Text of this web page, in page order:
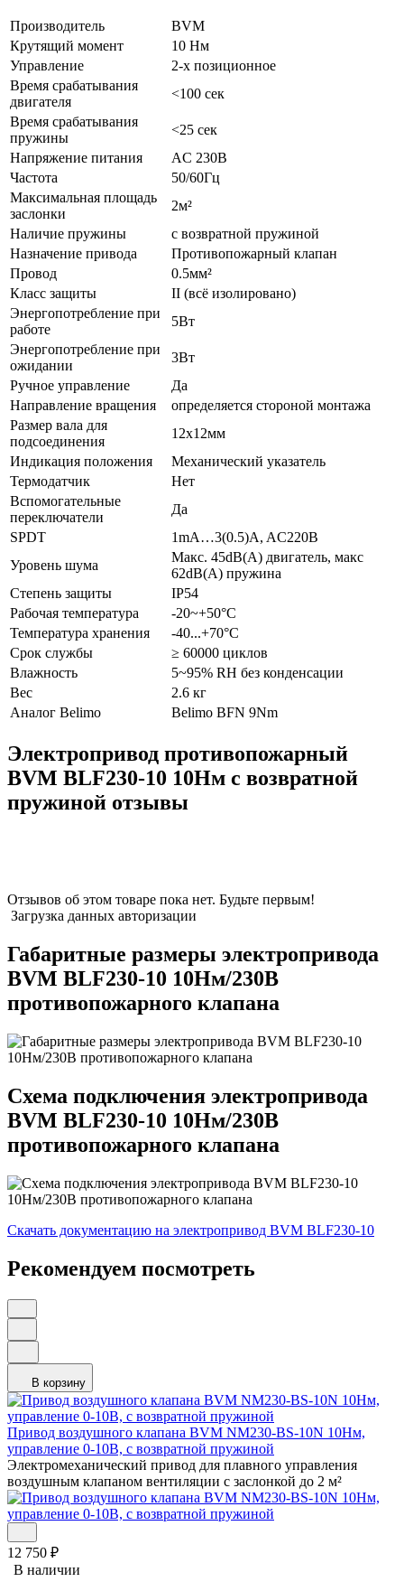
Производитель
BVM
Крутящий момент
10 Нм
Управление
2-х позиционное
Время срабатывания
двигателя
<100 сек
Время срабатывания
пружины
<25 сек
Напряжение питания
AC 230В
Частота
50/60Гц
Максимальная площадь
заслонки
2м²
Наличие пружины
с возвратной пружиной
Назначение привода
Противопожарный клапан
Провод
0.5мм²
Класс защиты
II (всё изолировано)
Энергопотребление при
работе
5Вт
Энергопотребление при
ожидании
3Вт
Ручное управление
Да
Направление вращения
определяется стороной монтажа
Размер вала для
подсоединения
12х12мм
Индикация положения
Механический указатель
Термодатчик
Нет
Вспомогательные
переключатели
Да
SPDT
1mA…3(0.5)A, AC220В
Уровень шума
Макс. 45dB(A) двигатель, макс
62dB(A) пружина
Степень защиты
IP54
Рабочая температура
-20~+50°С
Температура хранения
-40...+70°С
Срок службы
≥ 60000 циклов
Влажность
5~95% RH без конденсации
Вес
2.6 кг
Аналог Belimo
Belimo BFN 9Nm
Электропривод противопожарный
BVM BLF230-10 10Нм с возвратной
пружиной отзывы
Отзывов об этом товаре пока нет. Будьте первым!
Загрузка данных авторизации
Габаритные размеры электропривода
BVM BLF230-10 10Нм/230В
противопожарного клапана
Схема подключения электропривода
BVM BLF230-10 10Нм/230В
противопожарного клапана
Скачать документацию на электропривод BVM BLF230-10
Рекомендуем посмотреть
В корзину
Привод воздушного клапана BVM NM230-BS-10N 10Нм,
управление 0-10В, с возвратной пружиной
Электромеханический привод для плавного управления
воздушным клапаном вентиляции с заслонкой до 2 м²
12 750 ₽
В наличии